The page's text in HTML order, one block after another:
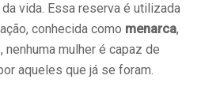
vida. Essa reserva é utilizada
conhecida como menarca,
nenhuma mulher é capaz de
aqueles que já se foram.